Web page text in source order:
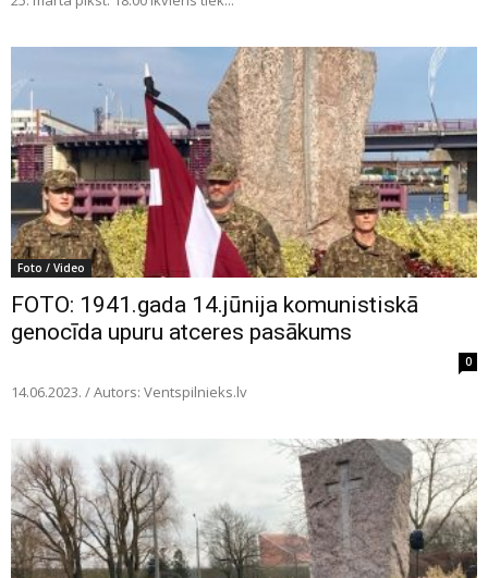
Foto / Video
FOTO: 1941.gada 14.jūnija komunistiskā
genocīda upuru atceres pasākums
0
14.06.2023. / Autors: Ventspilnieks.lv